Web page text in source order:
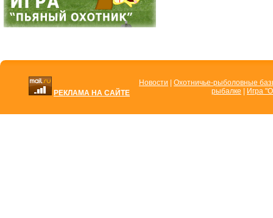
РЕКЛАМА НА САЙТЕ
Новости
Охотничье-рыболовные
рыбалке
Игра